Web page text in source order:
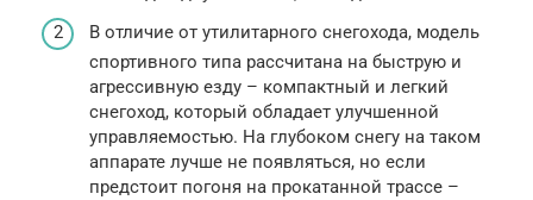
В отличие от утилитарного снегохода, модель
спортивного типа рассчитана на быструю и
агрессивную езду – компактный и легкий
снегоход, который обладает улучшенной
управляемостью. На глубоком снегу на таком
аппарате лучше не появляться, но если
предстоит погоня на прокатанной трассе –